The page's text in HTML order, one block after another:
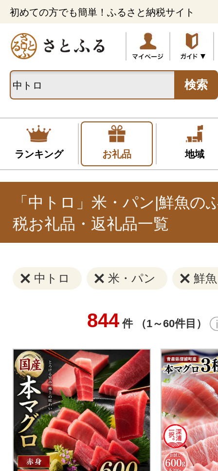
初めての方でも簡単！ふるさと納税サイト
検索
ランキング お礼品 地域
「中トロ」米・パン|鮮魚の
税お礼品・返礼品一覧
中トロ 米・パン 鮮魚
844 件 （1～60件目）